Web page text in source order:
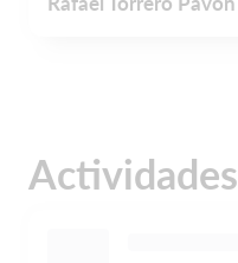
Actividades